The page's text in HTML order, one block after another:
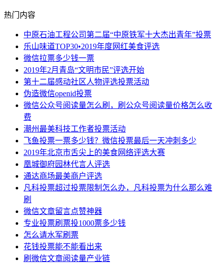
热门内容
中原石油工程公司第二届“中原铁军十大杰出青年”投票
乐山味道TOP30•2019年度网红美食评选
微信拉票多少钱一票
2019年2月青岛“文明市民”评选开始
第十二届感动社区人物评选投票活动
伪造微信openid投票
微信公众号阅读量怎么刷，刷公众号阅读量价格怎么收
费
潮州最美科技工作者投票活动
飞鱼投票一票多少钱？微信投票最后一天冲刺多少
2019年北京市舌尖上的美食网络评选大赛
凰城御府园林代言人评选
通达商场最美商户评选
凡科投票超过投票限制怎么办，凡科投票为什么那么难
刷
微信文章留言点赞神器
专业投票刷票投1000票多少钱
怎么请水军刷票
花钱投票能不能看出来
刷微信文章阅读量产业链